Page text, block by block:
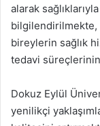
alarak
bilgilendirilmekte,
bireylerin sağlık
tedavi
Dokuz Eylül
yenilikçi